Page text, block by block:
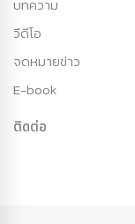
บทความ
วีดีโอ
จดหมายข่าว
E-book
ติดต่อ